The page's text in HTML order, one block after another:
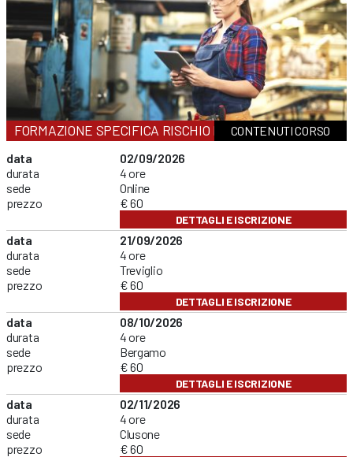
FORMAZIONE SPECIFICA RISCHIO BASSOCONTENUTI CORSO
data
durata
sede
prezzo
02/09/2026
4 ore
Online
€ 60
DETTAGLI E ISCRIZIONE
data
durata
sede
prezzo
21/09/2026
4 ore
Treviglio
€ 60
DETTAGLI E ISCRIZIONE
data
durata
sede
prezzo
08/10/2026
4 ore
Bergamo
€ 60
DETTAGLI E ISCRIZIONE
data
durata
sede
prezzo
02/11/2026
4 ore
Clusone
€ 60